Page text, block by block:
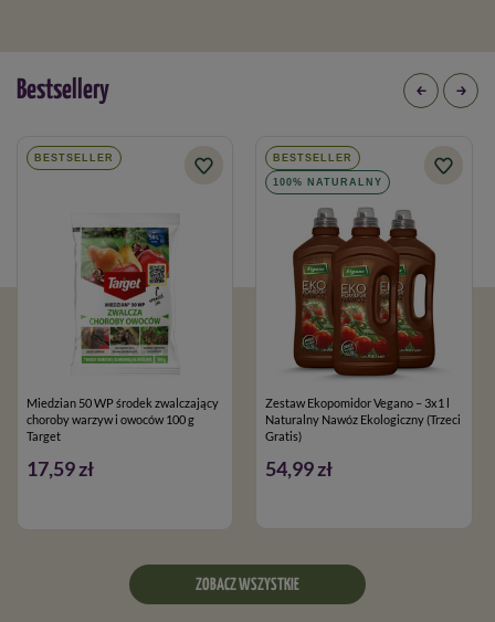
Bestsellery
BESTSELLER
Miedzian 50 WP środek zwalczający
choroby warzyw i owoców 100 g
Target
17,59 zł
BESTSELLER
100% NATURALNY
Zestaw Ekopomidor Vegano – 3x1 l
Naturalny Nawóz Ekologiczny (Trzeci
Gratis)
54,99 zł
ZOBACZ WSZYSTKIE